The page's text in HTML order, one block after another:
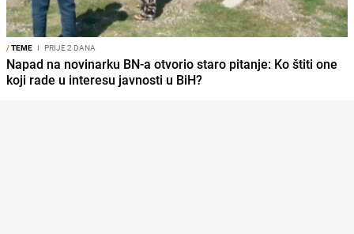
/TEME I PRIJE 2 DANA
Napad na novinarku BN-a otvorio staro pitanje: Ko štiti one
koji rade u interesu javnosti u BiH?